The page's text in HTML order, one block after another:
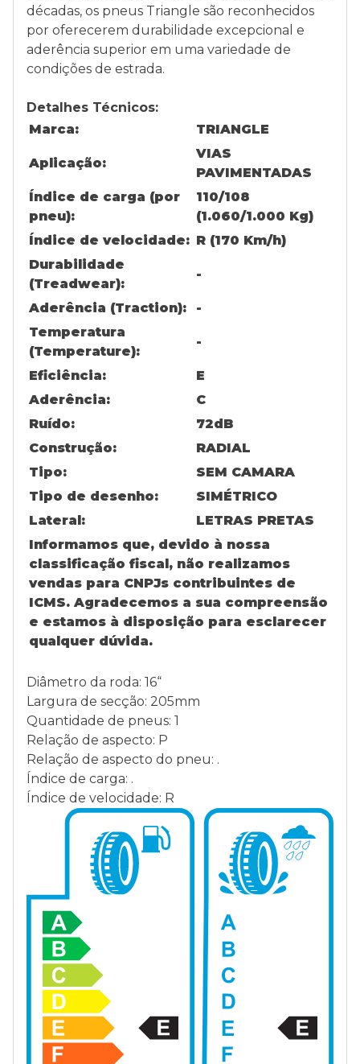
décadas, os pneus Triangle são reconhecidos
por oferecerem durabilidade excepcional e
aderência superior em uma variedade de
condições de estrada.
Detalhes Técnicos:
Marca:
TRIANGLE
Aplicação:
VIAS
PAVIMENTADAS
Índice de carga (por
pneu):
110/108
(1.060/1.000 Kg)
Índice de velocidade: R (170 Km/h)
Durabilidade
(Treadwear):
-
Aderência (Traction):
-
Temperatura
(Temperature):
-
Eficiência:
E
Aderência:
C
Ruído:
72dB
Construção:
RADIAL
Tipo:
SEM CAMARA
Tipo de desenho:
SIMÉTRICO
Lateral:
LETRAS PRETAS
Informamos que, devido à nossa
classificação fiscal, não realizamos
vendas para CNPJs contribuintes de
ICMS. Agradecemos a sua compreensão
e estamos à disposição para esclarecer
qualquer dúvida.
Diâmetro da roda: 16“
Largura de secção: 205mm
Quantidade de pneus: 1
Relação de aspecto: P
Relação de aspecto do pneu: .
Índice de carga: .
Índice de velocidade: R